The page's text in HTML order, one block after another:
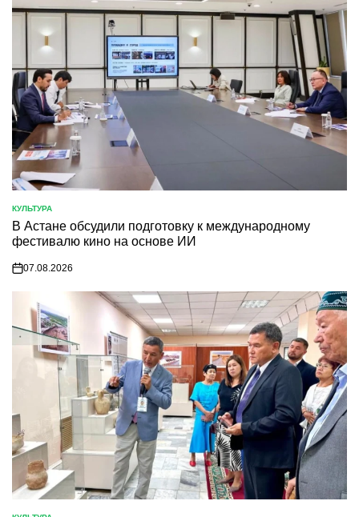
POSTED
IN
КУЛЬТУРА
В Астане обсудили подготовку к международному
фестивалю кино на основе ИИ
on
07.08.2026